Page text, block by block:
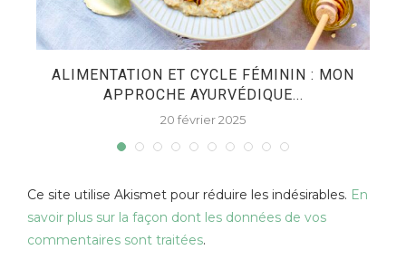
ALIMENTATION ET CYCLE FÉMININ : MON
APPROCHE AYURVÉDIQUE...
20 février 2025
Ce site utilise Akismet pour réduire les indésirables. En
savoir plus sur la façon dont les données de vos
commentaires sont traitées.